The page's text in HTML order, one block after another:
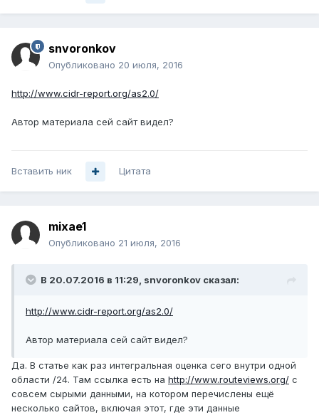
snvoronkov
Опубликовано 20 июля, 2016
http://www.cidr-report.org/as2.0/
Автор материала сей сайт видел?
Вставить ник Цитата
mixae1
Опубликовано 21 июля, 2016
В 20.07.2016 в 11:29, snvoronkov сказал:
http://www.cidr-report.org/as2.0/
Автор материала сей сайт видел?
Да. В статье как раз интегральная оценка сего внутри одной
области /24. Там ссылка есть на http://www.routeviews.org/ с
совсем сырыми данными, на котором перечислены ещё
несколько сайтов, включая этот, где эти данные